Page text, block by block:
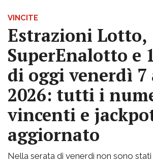
VINCITE
Estrazioni Lotto,
SuperEnalotto e
di oggi venerdì 7
2026: tutti i
vincenti e
aggiornato
Nella serata di venerdì non sono stati